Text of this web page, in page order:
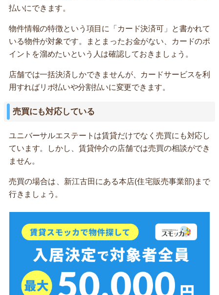
払いにできます。
物件情報の特徴という項目に「カード決済可」と書かれて
いる物件が対象です。まとまったお金がない、カードのポ
イントを溜めたいという人は確認しておきましょう。
店舗では一括決済しかできませんが、カードサービスを利
用すればリボ払いや分割払いに変更できます。
売買にも対応している
ユニバーサルエステートは賃貸だけでなく売買にも対応し
ています。しかし、賃貸仲介の店舗では売買の相談ができ
ません。
売買の場合は、新江古田にある本店(住宅販売事業部)まで
行きましょう。